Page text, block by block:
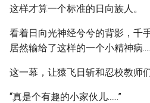
这样才算一个标准的日向族人。
看着日向光神经兮兮的背影，千
居然输给了这样的一个小精神病
这一幕，让猿飞日斩和忍校教师
“真是个有趣的小家伙儿......”